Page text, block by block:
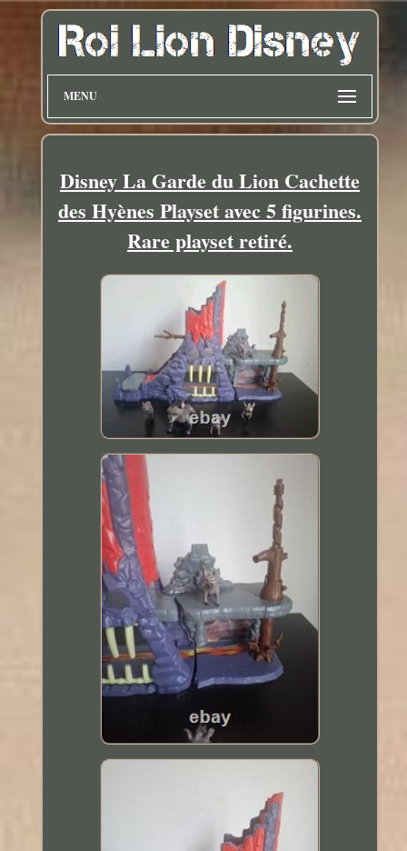
MENU
Disney La Garde du Lion Cachette
des Hyènes Playset avec 5 figurines.
Rare playset retiré.